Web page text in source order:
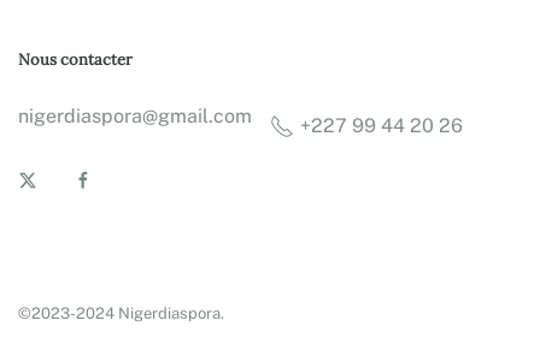
Nous contacter
nigerdiaspora@gmail.com +227 99 44 20 26
©2023-2024 Nigerdiaspora.